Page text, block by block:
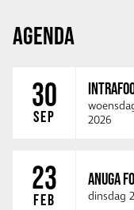
AGENDA
30
SEP
2026
23
FEB
ANUGA
dinsdag